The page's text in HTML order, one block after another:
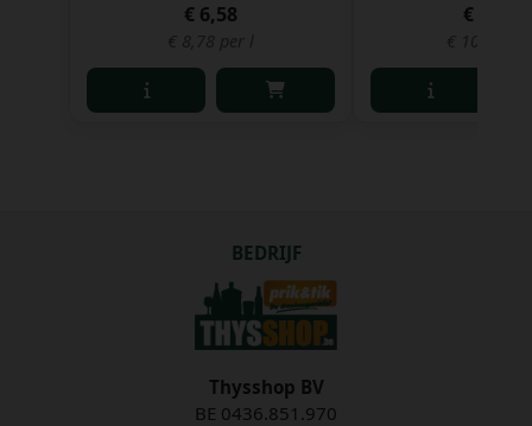
€ 6,58
€ 8,78 per l
€ 47,60
€ 10,58
BEDRIJF
Thysshop BV
BE 0436.851.970